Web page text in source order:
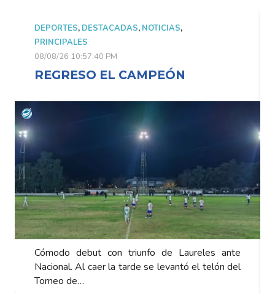
DEPORTES, DESTACADAS, NOTICIAS,
PRINCIPALES
08/08/26 10:57:40 PM
REGRESO EL CAMPEÓN
Cómodo debut con triunfo de Laureles ante
Nacional. Al caer la tarde se levantó el telón del
Torneo de…